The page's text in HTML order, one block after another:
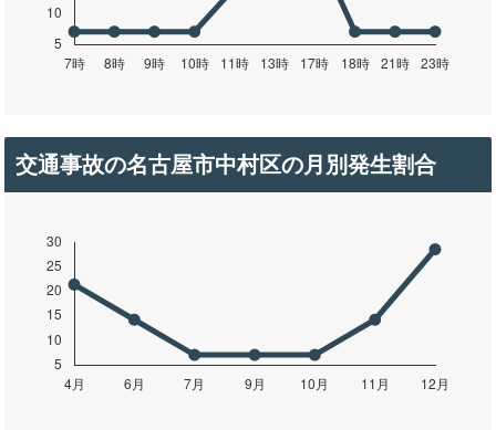
交通事故の名古屋市中村区の月別発生割合